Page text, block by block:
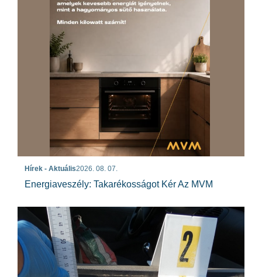
Hírek - Aktuális2026. 08. 07.
Energiaveszély: Takarékosságot Kér Az MVM